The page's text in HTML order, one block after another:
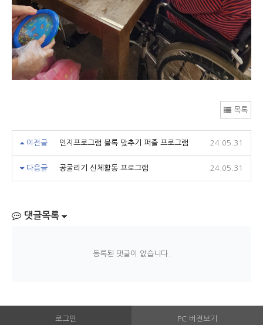
목록
이전글 인지프로그램 블록 맞추기 퍼즐 프로그램 24.05.31
다음글 공굴리기 신체활동 프로그램 24.05.31
댓글목록
등록된 댓글이 없습니다.
로그인 PC 버전보기